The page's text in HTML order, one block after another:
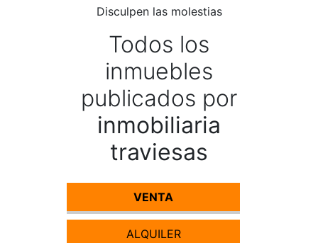
Disculpen las molestias
Todos los
inmuebles
publicados por
inmobiliaria
traviesas
VENTA
ALQUILER